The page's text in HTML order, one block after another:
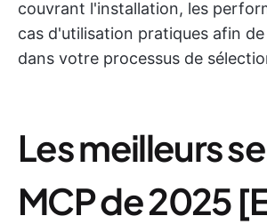
couvrant l'installation, les
cas d'utilisation pratiques afin
dans votre processus de
Les meilleurs
MCP de 2025